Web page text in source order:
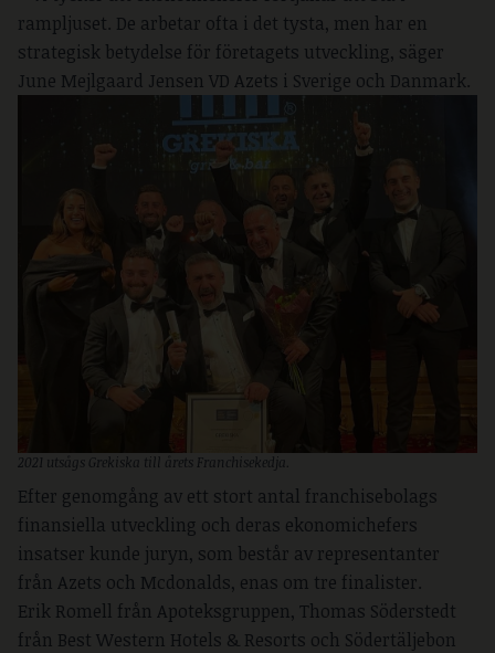
rampljuset. De arbetar ofta i det tysta, men har en
strategisk betydelse för företagets utveckling, säger
June Mejlgaard Jensen VD Azets i Sverige och Danmark.
2021 utsågs Grekiska till årets Franchisekedja.
Efter genomgång av ett stort antal franchisebolags
finansiella utveckling och deras ekonomichefers
insatser kunde juryn, som består av representanter
från Azets och Mcdonalds, enas om tre finalister.
Erik Romell från Apoteksgruppen, Thomas Söderstedt
från Best Western Hotels & Resorts och Södertäljebon